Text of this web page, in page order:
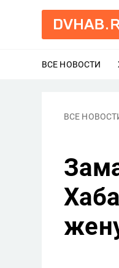
ВСЕ НОВОСТИ
ВСЕ